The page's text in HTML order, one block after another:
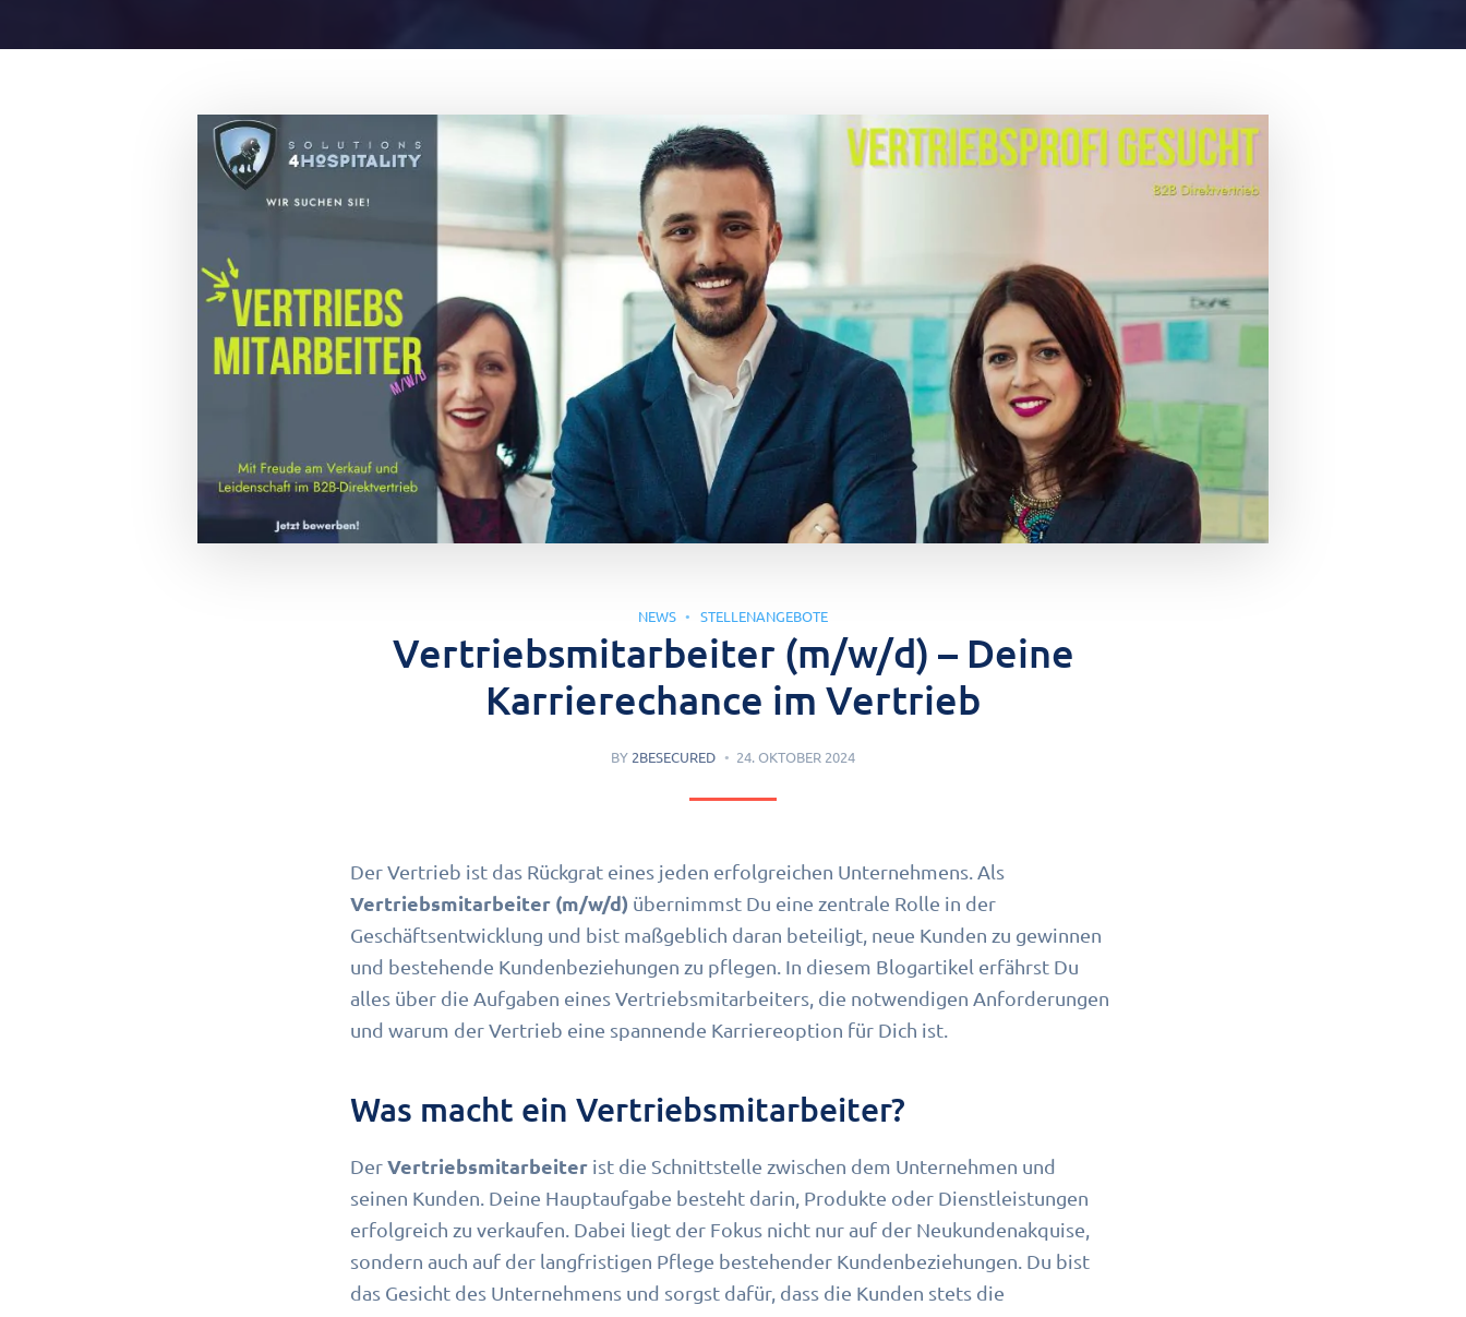
NEWS STELLENANGEBOTE
Vertriebsmitarbeiter (m/w/d) – Deine
Karrierechance im Vertrieb
BY 2BESECURED 24. OKTOBER 2024
Der Vertrieb ist das Rückgrat eines jeden erfolgreichen Unternehmens. Als
Vertriebsmitarbeiter (m/w/d) übernimmst Du eine zentrale Rolle in der
Geschäftsentwicklung und bist maßgeblich daran beteiligt, neue Kunden zu gewinnen
und bestehende Kundenbeziehungen zu pflegen. In diesem Blogartikel erfährst Du
alles über die Aufgaben eines Vertriebsmitarbeiters, die notwendigen Anforderungen
und warum der Vertrieb eine spannende Karriereoption für Dich ist.
Was macht ein Vertriebsmitarbeiter?
DerVertriebsmitarbeiter ist die Schnittstelle zwischen dem Unternehmen und
seinen Kunden. Deine Hauptaufgabe besteht darin, Produkte oder Dienstleistungen
erfolgreich zu verkaufen. Dabei liegt der Fokus nicht nur auf der Neukundenakquise,
sondern auch auf der langfristigen Pflege bestehender Kundenbeziehungen. Du bist
das Gesicht des Unternehmens und sorgst dafür, dass die Kunden stets die